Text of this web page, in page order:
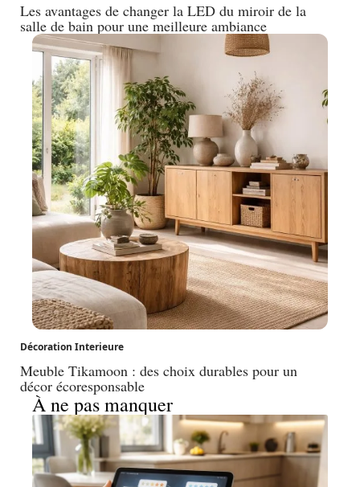
Les avantages de changer la LED du miroir de la
salle de bain pour une meilleure ambiance
Décoration Interieure
Meuble Tikamoon : des choix durables pour un
décor écoresponsable
À ne pas manquer